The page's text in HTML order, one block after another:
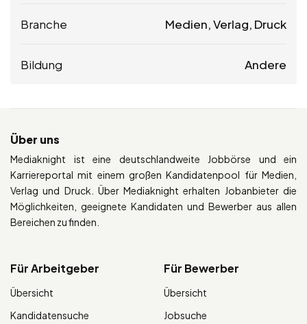
Branche Medien, Verlag, Druck
Bildung Andere
Über uns
Mediaknight ist eine deutschlandweite Jobbörse und ein
Karriereportal mit einem großen Kandidatenpool für Medien,
Verlag und Druck. Über Mediaknight erhalten Jobanbieter die
Möglichkeiten, geeignete Kandidaten und Bewerber aus allen
Bereichen zu finden.
Für Arbeitgeber
Übersicht
Kandidatensuche
Für Bewerber
Übersicht
Jobsuche